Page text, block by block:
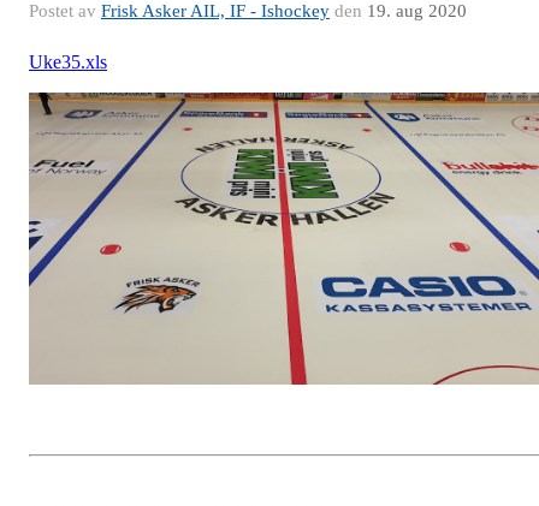
Postet av Frisk Asker AIL, IF - Ishockey den 19. aug 2020
Uke35.xls